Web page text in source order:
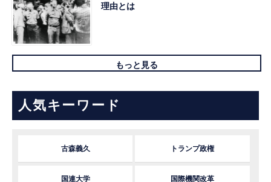
理由とは
もっと見る
人気キーワード
古森義久 トランプ政権
国連大学 国際機関改革